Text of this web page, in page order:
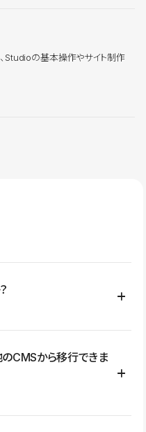
Studioの基本操作やサイト制作
、LP、採用サイト、ブロ
・商品紹介サイト、ポートフ
CMSから移行できま